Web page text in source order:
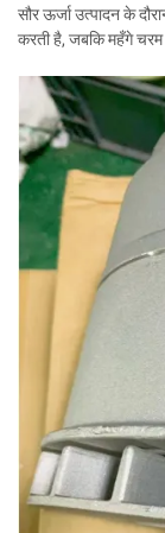
सौर ऊर्जा उत्पादन के
करती है, जबकि महँगे चरम